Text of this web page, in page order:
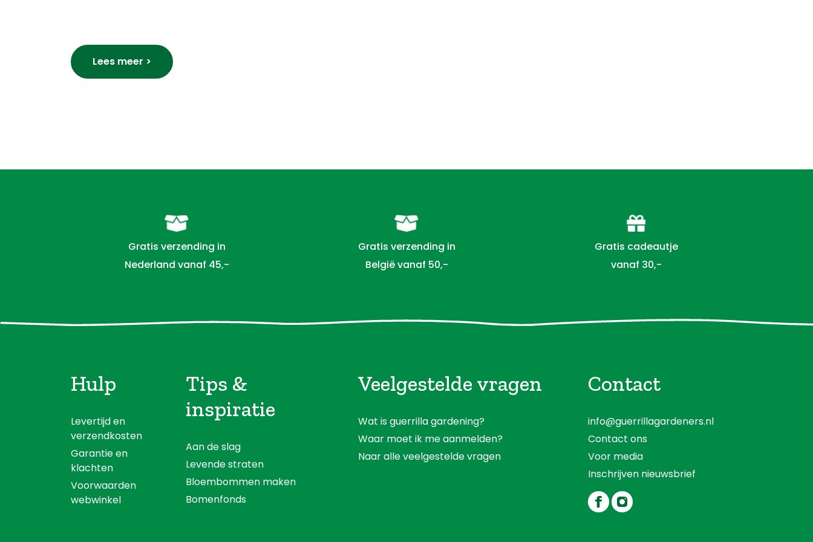
Lees meer >
Gratis verzending in
Nederland vanaf 45,-
Gratis verzending in
België vanaf 50,-
Gratis cadeautje
vanaf 30,-
Hulp
Levertijd en
verzendkosten
Garantie en
klachten
Voorwaarden
webwinkel
Tips &
inspiratie
Aan de slag
Levende straten
Bloembommen maken
Bomenfonds
Veelgestelde vragen
Wat is guerrilla gardening?
Waar moet ik me aanmelden?
Naar alle veelgestelde vragen
Contact
info@guerrillagardeners.nl
Contact ons
Voor media
Inschrijven nieuwsbrief